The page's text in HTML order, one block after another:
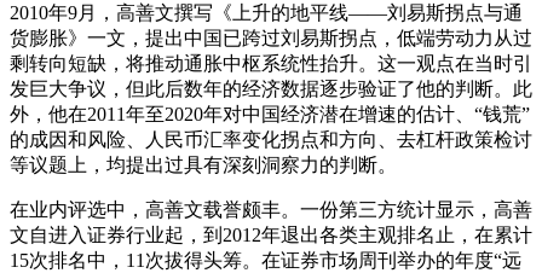
2010年9月，高善文撰写《上升的地平线——刘易斯拐点与通
货膨胀》一文，提出中国已跨过刘易斯拐点，低端劳动力从过
剩转向短缺，将推动通胀中枢系统性抬升。这一观点在当时引
发巨大争议，但此后数年的经济数据逐步验证了他的判断。此
外，他在2011年至2020年对中国经济潜在增速的估计、“钱荒”
的成因和风险、人民币汇率变化拐点和方向、去杠杆政策检讨
等议题上，均提出过具有深刻洞察力的判断。
在业内评选中，高善文载誉颇丰。一份第三方统计显示，高善
文自进入证券行业起，到2012年退出各类主观排名止，在累计
15次排名中，11次拔得头筹。在证券市场周刊举办的年度“远